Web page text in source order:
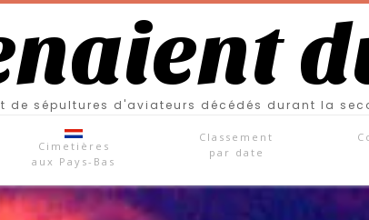
de sépultures d'aviateurs décédés durant la
Cimetières
aux Pays-Bas
Classement
par date